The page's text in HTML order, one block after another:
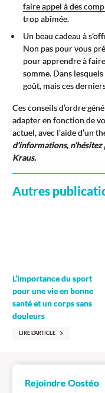
faire appel à des
trop abîmée.
Un beau cadeau à
Non pas pour vous
pour apprendre à
somme. Dans
goût, mais ces
Ces conseils d’ordre
adapter en fonction de
actuel, avec l’aide d’un
d’informations, n’hésitez
Kraus.
Autres
L’importance du sport
pour une vie en bonne
santé et un corps sans
douleurs
LIRE L'ARTICLE
Rejoindre Oostéo